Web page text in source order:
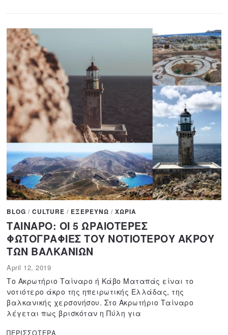
2
2
BLOG / CULTURE / ΕΞΕΡΕΥΝΩ / ΧΩΡΙΑ
ΤΑΙΝΑΡΟ: ΟΙ 5 ΩΡΑΙΟΤΕΡΕΣ
ΦΩΤΟΓΡΑΦΙΕΣ ΤΟΥ ΝΟΤΙΟΤΕΡΟΥ ΑΚΡΟΥ
ΤΩΝ ΒΑΛΚΑΝΙΩΝ
April 12, 2019
r
i
1
,
Το Ακρωτήριο Ταίναρο ή Κάβο Ματαπάς είναι το
νοτιότερο άκρο της ηπειρωτικής Ελλάδας, της
βαλκανικής χερσονήσου. Στο Ακρωτήριο Ταίναρο
λέγεται πως βρισκόταν η Πύλη για
ΠΕΡΙΣΣΟΤΕΡΑ